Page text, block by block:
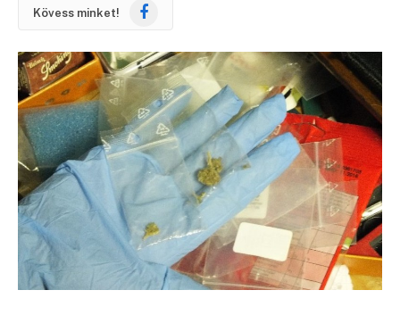
Kövess minket! Facebook